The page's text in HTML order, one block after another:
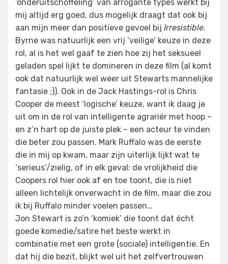
‘onderuitschoffeling’ van arrogante types werkt bij
mij altijd erg goed, dus mogelijk draagt dat ook bij
aan mijn meer dan positieve gevoel bij Irresistible.
Byrne was natuurlijk een vrij ‘veilige’ keuze in deze
rol, al is het wel gaaf te zien hoe zij het seksueel
geladen spel lijkt te domineren in deze film (al komt
ook dat natuurlijk wel weer uit Stewarts mannelijke
fantasie ;)). Ook in de Jack Hastings-rol is Chris
Cooper de meest ‘logische’ keuze, want ik daag je
uit om in de rol van intelligente agrariër met hoop –
en z’n hart op de juiste plek – een acteur te vinden
die beter zou passen. Mark Ruffalo was de eerste
die in mij op kwam, maar zijn uiterlijk lijkt wat te
‘serieus’/zielig, of in elk geval: de vrolijkheid die
Coopers rol hier ook af en toe toont, die is niet
alleen lichtelijk onverwacht in de film, maar die zou
ik bij Ruffalo minder voelen passen…
Jon Stewart is zo’n ‘komiek’ die toont dat écht
goede komedie/satire het beste werkt in
combinatie met een grote (sociale) intelligentie. En
dat hij die bezit, blijkt wel uit het zelfvertrouwen